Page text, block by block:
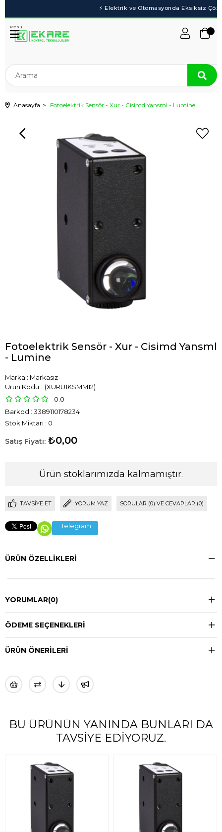
Menu
Anasayfa Fotoelektrik Sensör - Xur - Cisimd Yansml - Lumine
Fotoelektrik Sensör - Xur - Cisimd Yansml
- Lumine
Marka : Markasız
(XURU1KSMM12)
0.0
Barkod : 3389110178234
Stok Miktarı : 0
₺0,00
Ürün stoklarımızda kalmamıştır.
TAVSIYE ET YORUM YAZ SORULAR (0) VE CEVAPLAR (0)
Telegram
ÜRÜN ÖZELLIKLERI
YORUMLAR(0)
ÖDEME SEÇENEKLERI
ÜRÜN ÖNERILERI
BU ÜRÜNÜN YANINDA BUNLARI DA
TAVSIYE EDIYORUZ.